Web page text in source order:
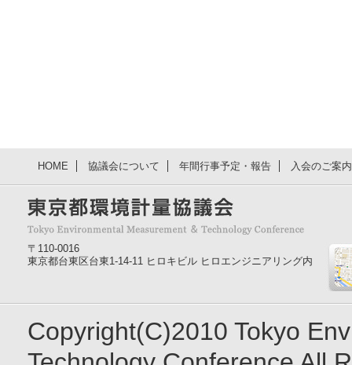
HOME 協議会について 年間行事予定・報告 入会のご案
〒110-0016
東京都台東区台東1-14-11 ヒロキビル ヒロエンジニアリング内
Copyright(C)2010 Tokyo